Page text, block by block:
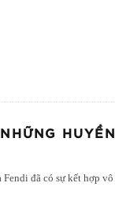
HUYỀN
đã có sự kết hợp